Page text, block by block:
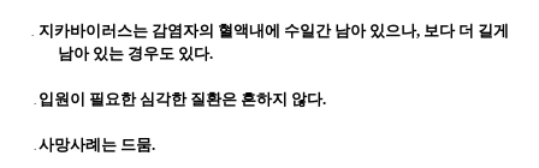
.지카바이러스는 감염자의 혈액내에 수일간 남아 있으나, 보다 더 길게
남아 있는 경우도 있다.
. 입원이 필요한 심각한 질환은 흔하지 않다.
.사망사례는 드뭄.